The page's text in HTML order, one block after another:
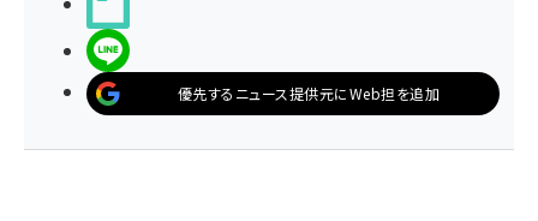
優先するニュース提供元にWeb担を追加